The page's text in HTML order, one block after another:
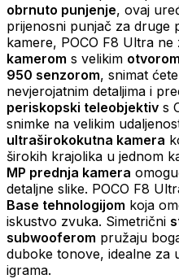
obrnuto punjenje, ovaj
prijenosni punjač za druge
kamere, POCO F8 Ultra ne
kamerom s velikim
950 senzorom, snimat
nevjerojatnim detaljima i
periskopski teleobjektiv s
snimke na velikim
ultraširokokutna kamera
širokih krajolika u jednom
MP prednja kamera
detaljne slike. POCO F8
Base tehnologijom koja
iskustvo zvuka. Simetrični
subwooferom pružaju
duboke tonove, idealne za
igrama.